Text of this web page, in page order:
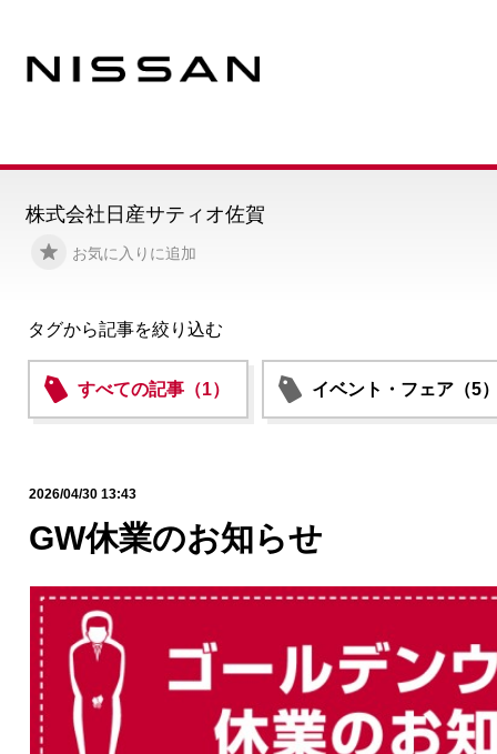
お気に入りに追加
株式会社日産サティオ佐賀
タグから記事を絞り込む
すべての記事（1） イベント・フェア（5
2026/04/30 13:43
GW休業のお知らせ